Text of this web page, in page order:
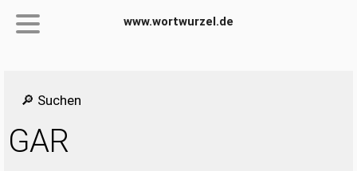
www.wortwurzel.de
🔎 Suchen
GAR